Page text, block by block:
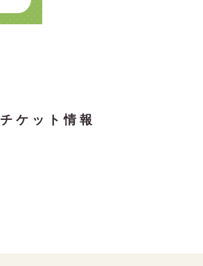
チケット情報